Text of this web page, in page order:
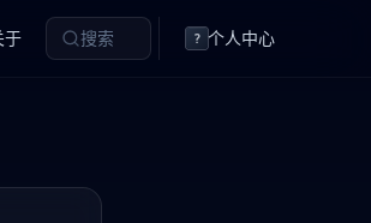
于 搜索 ? 个人中心